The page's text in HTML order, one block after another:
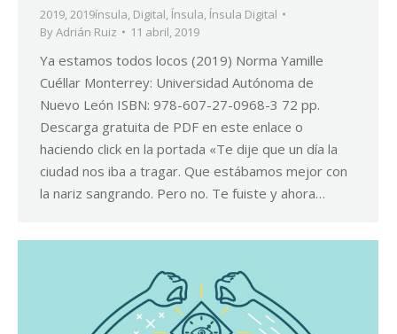
2019,2019ínsula, Digital, Ínsula, Ínsula Digital
ByAdrián Ruiz 11 abril, 2019
Ya estamos todos locos (2019) Norma Yamille
Cuéllar Monterrey: Universidad Autónoma de
Nuevo León ISBN: 978-607-27-0968-3 72 pp.
Descarga gratuita de PDF en este enlace o
haciendo click en la portada «Te dije que un día la
ciudad nos iba a tragar. Que estábamos mejor con
la nariz sangrando. Pero no. Te fuiste y ahora…